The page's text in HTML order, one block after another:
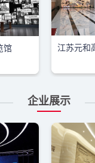
馆 江苏元和
企业展示